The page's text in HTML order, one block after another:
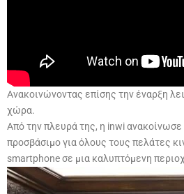
Ανακοινώνοντας επίσης την έναρξη
χώρα.
Από την πλευρά της, η inwi ανακοίνωσε
προσβάσιμο για όλους τους πελάτες
smartphone σε μια καλυπτόμενη